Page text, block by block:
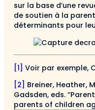
sur la base d’une
de soutien à la
déterminants pour
[1] Voir par exemple,
[2] Breiner, Heather,
Gadsden, eds.
parents of children